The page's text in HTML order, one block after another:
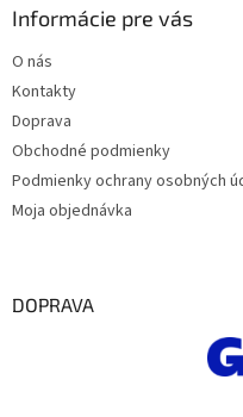
Informácie pre vás
O nás
Kontakty
Doprava
Obchodné podmienky
Podmienky ochrany osobných
Moja objednávka
DOPRAVA